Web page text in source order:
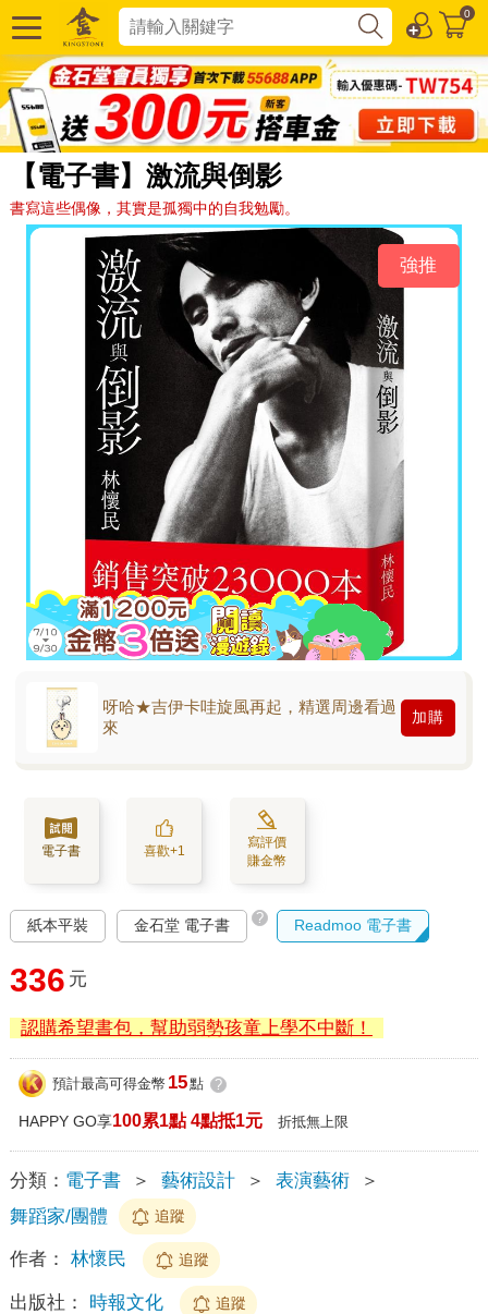
0
【電子書】激流與倒影
書寫這些偶像，其實是孤獨中的自我勉勵。
強推
呀哈★吉伊卡哇旋風再起，精選周邊看過
來
加購
電子書 喜歡+1
寫評價
賺金幣
紙本平裝 金石堂 電子書 ? Readmoo 電子書
336 元
認購希望書包，幫助弱勢孩童上學不中斷！
預計最高可得金幣 15點 ?
HAPPY GO享100累1點 4點抵1元 折抵無上限
分類： 電子書 ＞ 藝術設計 ＞ 表演藝術
＞
舞蹈家/團體
追蹤
作者： 林懷民 追蹤
出版社： 時報文化 追蹤